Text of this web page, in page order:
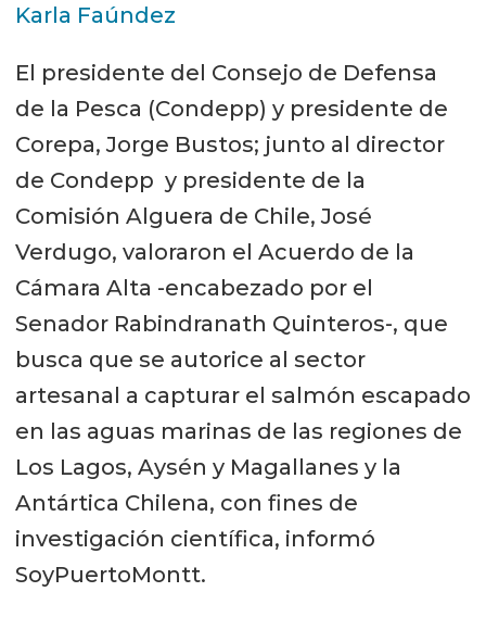
Karla Faúndez
El presidente del Consejo de Defensa
de la Pesca (Condepp) y presidente de
Corepa, Jorge Bustos; junto al director
de Condepp y presidente de la
Comisión Alguera de Chile, José
Verdugo, valoraron el Acuerdo de la
Cámara Alta -encabezado por el
Senador Rabindranath Quinteros-, que
busca que se autorice al sector
artesanal a capturar el salmón escapado
en las aguas marinas de las regiones de
Los Lagos, Aysén y Magallanes y la
Antártica Chilena, con fines de
investigación científica, informó
SoyPuertoMontt.